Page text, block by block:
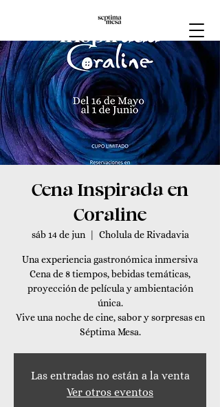
Cena Inspirada en
Coraline
sáb 14 de jun
  |
Cholula de Rivadavia
Una experiencia gastronómica inmersiva
Cena de 8 tiempos, bebidas temáticas,
proyección de película y ambientación
única.
Vive una noche de cine, sabor y sorpresas en
Séptima Mesa.
Las entradas no están a la venta
Ver otros eventos